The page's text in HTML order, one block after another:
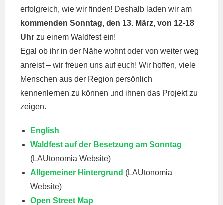
erfolgreich, wie wir finden! Deshalb laden wir am
kommenden Sonntag, den 13. März, von 12-18
Uhr zu einem Waldfest ein!
Egal ob ihr in der Nähe wohnt oder von weiter weg
anreist – wir freuen uns auf euch! Wir hoffen, viele
Menschen aus der Region persönlich
kennenlernen zu können und ihnen das Projekt zu
zeigen.
English
Waldfest auf der Besetzung am Sonntag
(LAUtonomia Website)
Allgemeiner Hintergrund (LAUtonomia
Website)
Open Street Map